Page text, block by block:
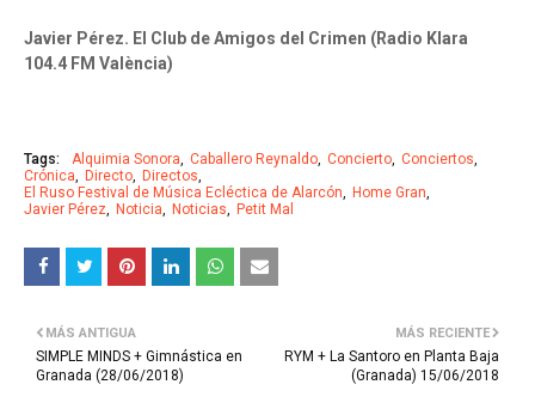
Javier Pérez. El Club de Amigos del Crimen (Radio Klara
104.4 FM València)
Tags: Alquimia Sonora Caballero Reynaldo Concierto Conciertos
Crónica
Directo
Directos
El Ruso Festival de Música Ecléctica de Alarcón
Home Gran
Javier Pérez
Noticia Noticias Petit Mal
MÁS RECIENTE
RYM + La Santoro en Planta Baja
(Granada) 15/06/2018
MÁS ANTIGUA
SIMPLE MINDS + Gimnástica en
Granada (28/06/2018)